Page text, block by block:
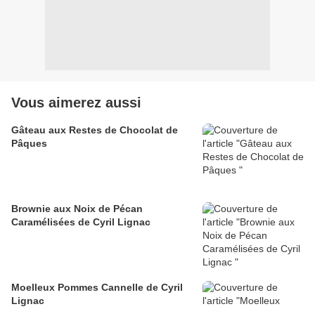
Vous aimerez aussi
Gâteau aux Restes de Chocolat de
Pâques
Brownie aux Noix de Pécan
Caramélisées de Cyril Lignac
Moelleux Pommes Cannelle de Cyril
Lignac